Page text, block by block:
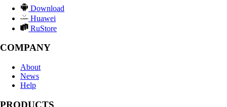
Download
Huawei
RuStore
COMPANY
About
News
Help
PRODUCTS